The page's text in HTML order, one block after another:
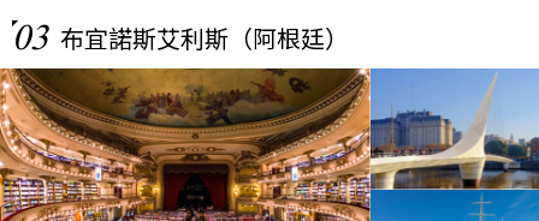
03 布宜諾斯艾利斯（阿根廷）